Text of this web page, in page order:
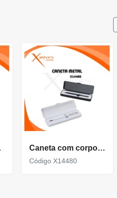
Caneta com corpo de Metal com Estojo Plástico X14480
Código X14480